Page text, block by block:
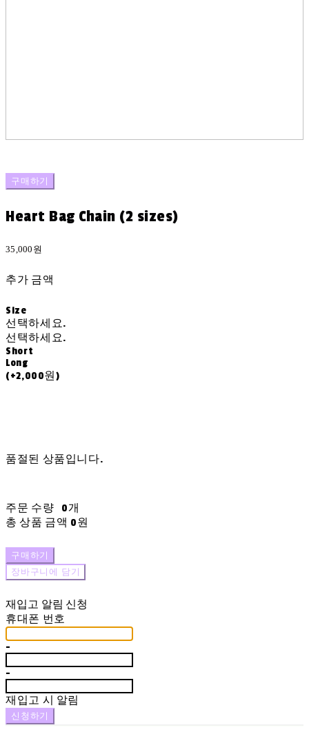
구매하기
Heart Bag Chain (2 sizes)
35,000원
추가 금액
Size
선택하세요.
선택하세요.
Short
Long
(+2,000원)
품절된 상품입니다.
주문 수량
0개
총 상품 금액 0원
구매하기
장바구니에 담기
재입고 알림 신청
휴대폰 번호
-
-
재입고 시 알림
신청하기